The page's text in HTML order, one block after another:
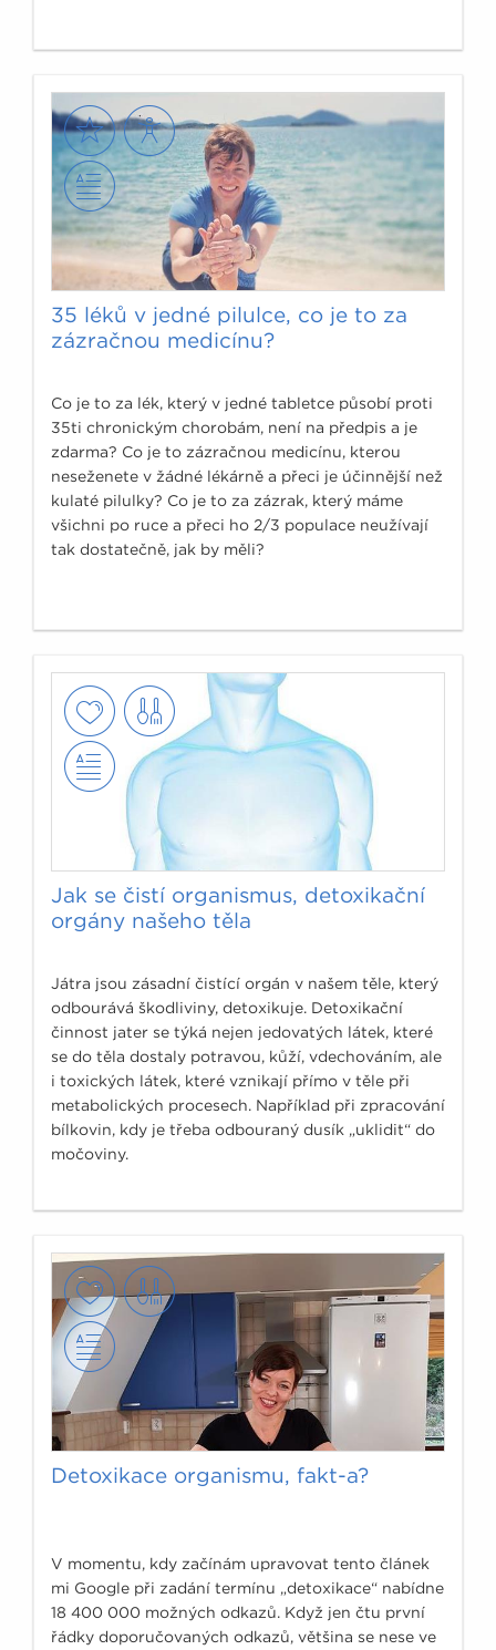
35 léků v jedné pilulce, co je to za
zázračnou medicínu?
Co je to za lék, který v jedné tabletce působí proti
35ti chronickým chorobám, není na předpis a je
zdarma? Co je to zázračnou medicínu, kterou
neseženete v žádné lékárně a přeci je účinnější než
kulaté pilulky? Co je to za zázrak, který máme
všichni po ruce a přeci ho 2/3 populace neužívají
tak dostatečně, jak by měli?
Jak se čistí organismus, detoxikační
orgány našeho těla
Játra jsou zásadní čistící orgán v našem těle, který
odbourává škodliviny, detoxikuje. Detoxikační
činnost jater se týká nejen jedovatých látek, které
se do těla dostaly potravou, kůží, vdechováním, ale
i toxických látek, které vznikají přímo v těle při
metabolických procesech. Například při zpracování
bílkovin, kdy je třeba odbouraný dusík „uklidit“ do
močoviny.
Detoxikace organismu, fakt-a?
V momentu, kdy začínám upravovat tento článek
mi Google při zadání termínu „detoxikace“ nabídne
18 400 000 možných odkazů. Když jen čtu první
řádky doporučovaných odkazů, většina se nese ve